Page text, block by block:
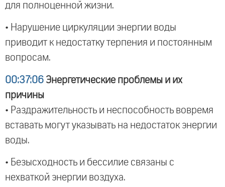
для полноценной жизни.
• Нарушение циркуляции энергии воды
приводит к недостатку терпения и постоянным
вопросам.
00:37:06 Энергетические проблемы и их
причины
• Раздражительность и неспособность вовремя
вставать могут указывать на недостаток энергии
воды.
• Безысходность и бессилие связаны с
нехваткой энергии воздуха.